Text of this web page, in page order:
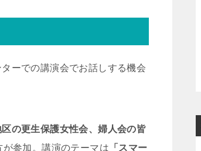
ーでの講演会でお話しする機会
の更生保護女性会、婦人会の皆
が参加。講演のテーマは 「スマー